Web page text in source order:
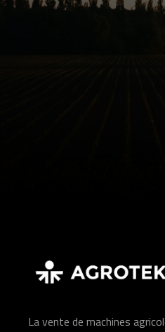
La vente de machines